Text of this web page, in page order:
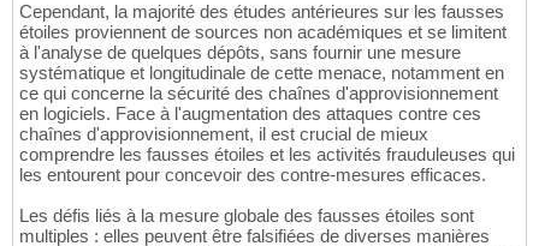
Cependant, la majorité des études antérieures sur les fausses
étoiles proviennent de sources non académiques et se limitent
à l'analyse de quelques dépôts, sans fournir une mesure
systématique et longitudinale de cette menace, notamment en
ce qui concerne la sécurité des chaînes d'approvisionnement
en logiciels. Face à l'augmentation des attaques contre ces
chaînes d'approvisionnement, il est crucial de mieux
comprendre les fausses étoiles et les activités frauduleuses qui
les entourent pour concevoir des contre-mesures efficaces.
Les défis liés à la mesure globale des fausses étoiles sont
multiples : elles peuvent être falsifiées de diverses manières